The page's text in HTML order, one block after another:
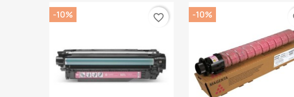
-10% favorite_border -10%